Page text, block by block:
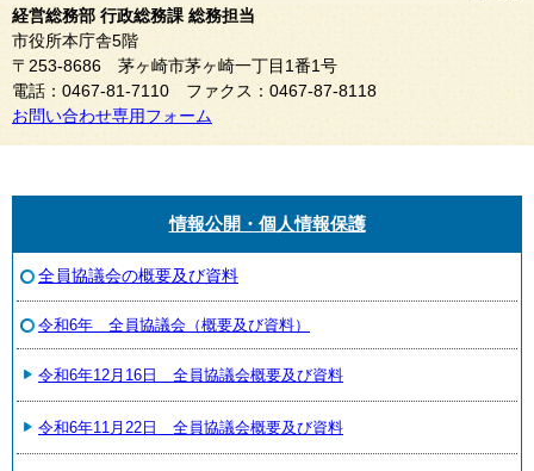
経営総務部 行政総務課 総務担当
市役所本庁舎5階
〒253-8686 茅ヶ崎市茅ヶ崎一丁目1番1号
電話：0467-81-7110 ファクス：0467-87-8118
お問い合わせ専用フォーム
情報公開・個人情報保護
全員協議会の概要及び資料
令和6年 全員協議会（概要及び資料）
令和6年12月16日 全員協議会概要及び資料
令和6年11月22日 全員協議会概要及び資料